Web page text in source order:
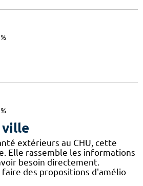
ville
extérieurs au CHU, cette
Elle rassemble les informations
besoin directement.
faire des propositions d'amélio